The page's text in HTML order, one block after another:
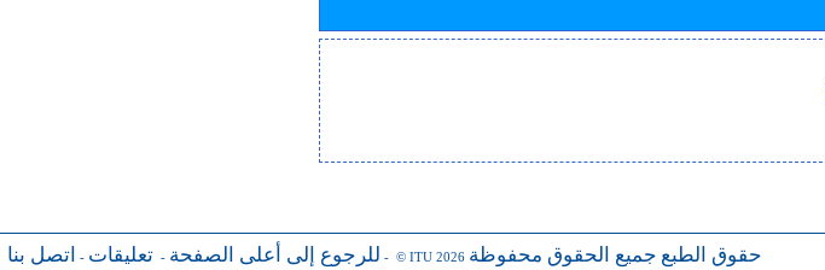
للرجوع إلى أعلى الصفحة - تعليقات - اتصل بنا - © ITU 2026 حقوق الطبع جميع الحقوق محفوظة